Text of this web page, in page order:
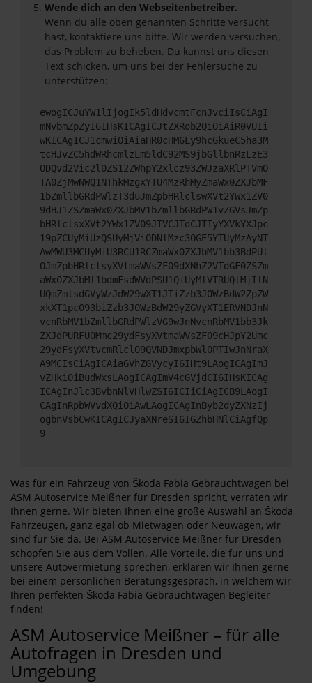
Wende dich an den Webseitenbetreiber.
Wenn du alle oben genannten Schritte versucht
hast, kontaktiere uns bitte. Wir werden versuchen,
das Problem zu beheben. Du kannst uns diesen
Text schicken, um uns bei der Fehlersuche zu
unterstützen:
ewogICJuYW1lIjogIk5ldHdvcmtFcnJvciIsCiAgI
mNvbmZpZyI6IHsKICAgICJtZXRob2QiOiAiR0VUIi
wKICAgICJ1cmwiOiAiaHR0cHM6Ly9hcGkueC5ha3M
tcHJvZC5hdWRhcmlzLm5ldC92MS9jbGllbnRzLzE3
ODQvd2Vic2l0ZS12ZWhpY2xlcz93ZWJzaXRlPTVmO
TA0ZjMwNWQ1NThkMzgxYTU4MzRhMyZmaWx0ZXJbMF
1bZmllbGRdPWlzT3duJmZpbHRlclswXVt2YWx1ZV0
9dHJ1ZSZmaWx0ZXJbMV1bZmllbGRdPW1vZGVsJmZp
bHRlclsxXVt2YWx1ZV09JTVCJTdCJTIyYXVkYXJpc
19pZCUyMiUzQSUyMjViODNlMzc3OGE5YTUyMzAyNT
AwMWU3MCUyMiU3RCU1RCZmaWx0ZXJbMV1bb3BdPUl
OJmZpbHRlclsyXVtmaWVsZF09dXNhZ2VTdGF0ZSZm
aWx0ZXJbMl1bdmFsdWVdPSU1QiUyMlVTRUQlMjIlN
UQmZmlsdGVyWzJdW29wXT1JTiZzb3J0WzBdW2ZpZW
xkXT1pc093biZzb3J0WzBdW29yZGVyXT1ERVNDJnN
vcnRbMV1bZmllbGRdPWlzVG9wJnNvcnRbMV1bb3Jk
ZXJdPURFU0Mmc29ydFsyXVtmaWVsZF09cHJpY2Umc
29ydFsyXVtvcmRlcl09QVNDJmxpbWl0PTIwJnNraX
A9MCIsCiAgICAiaGVhZGVycyI6IHt9LAogICAgImJ
vZHkiOiBudWxsLAogICAgImV4cGVjdCI6IHsKICAg
ICAgInJlc3BvbnNlVHlwZSI6ICIiCiAgICB9LAogI
CAgInRpbWVvdXQiOiAwLAogICAgInByb2dyZXNzIj
ogbnVsbCwKICAgICJyaXNreSI6IGZhbHNlCiAgfQp
9
Was für ein Fahrzeug von Škoda Fabia Gebrauchtwagen bei
ASM Autoservice Meißner für Dresden spricht, verraten wir
Ihnen gerne. Wir bieten Ihnen eine große Auswahl an Škoda
Fahrzeugen, ganz egal ob Mietwagen oder Neuwagen, wir
sind für Sie da. Bei ASM Autoservice Meißner für Dresden
schöpfen Sie aus dem Vollen. Alle Vorteile, die für uns und
unsere Autovermietung sprechen, erklären wir Ihnen gerne
bei einem persönlichen Beratungsgespräch, in welchem wir
Ihren perfekten Škoda Fabia Gebrauchtwagen Begleiter
finden!
ASM Autoservice Meißner – für alle
Autofragen in Dresden und
Umgebung